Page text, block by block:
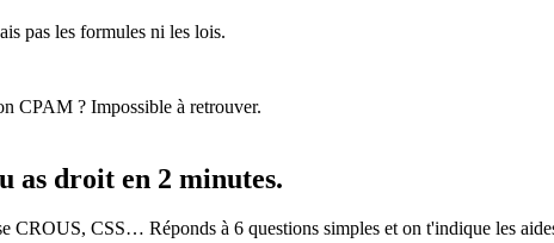
pas les formules ni les lois.
CPAM ? Impossible à retrouver.
as droit en 2 minutes.
CROUS, CSS… Réponds à 6 questions simples et on t'indique les